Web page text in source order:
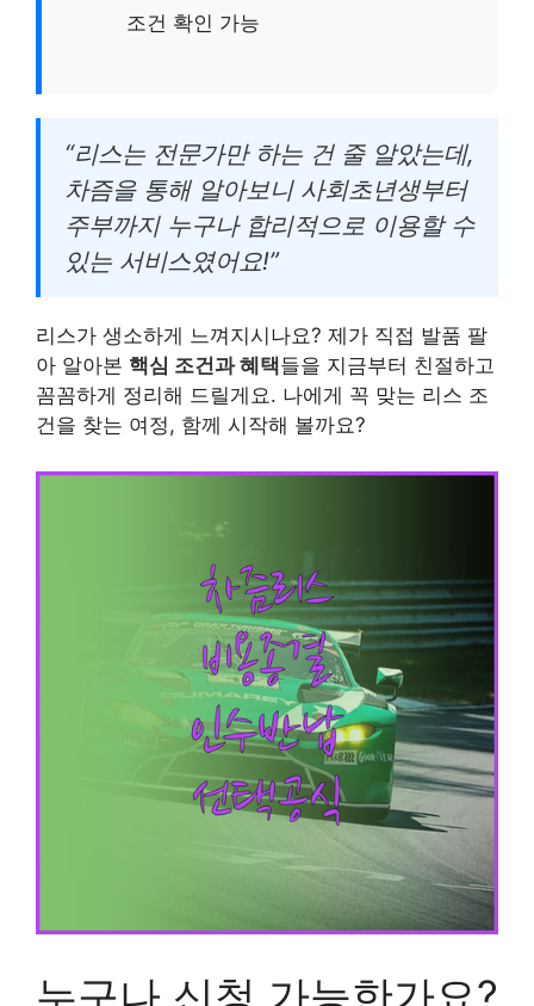
조건 확인 가능
“리스는 전문가만 하는 건 줄 알았는데,
차즘을 통해 알아보니 사회초년생부터
주부까지 누구나 합리적으로 이용할 수
있는 서비스였어요!”
리스가 생소하게 느껴지시나요? 제가 직접 발품 팔
아 알아본 핵심 조건과 혜택들을 지금부터 친절하고
꼼꼼하게 정리해 드릴게요. 나에게 꼭 맞는 리스 조
건을 찾는 여정, 함께 시작해 볼까요?
누구나 신청 가능한가요?